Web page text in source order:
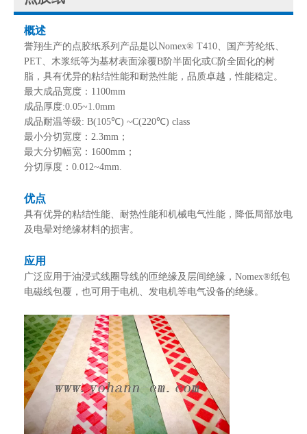
概述
誉翔生产的点胶纸系列产品是以Nomex® T410、国产芳纶纸、
PET、木浆纸等为基材表面涂覆B阶半固化或C阶全固化的树
脂，具有优异的粘结性能和耐热性能，品质卓越，性能稳定。
最大成品宽度：1100mm
成品厚度:0.05~1.0mm
成品耐温等级: B(105℃) ~C(220℃) class
最小分切宽度：2.3mm；
最大分切幅宽：1600mm；
分切厚度：0.012~4mm.
优点
具有优异的粘结性能、耐热性能和机械电气性能，降低局部放电
及电晕对绝缘材料的损害。
应用
广泛应用于油浸式线圈导线的匝绝缘及层间绝缘，Nomex®纸包
电磁线包覆，也可用于电机、发电机等电气设备的绝缘。